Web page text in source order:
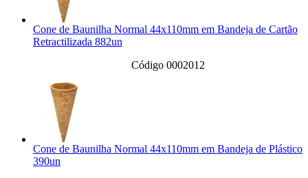
Cone de Baunilha Normal 44x110mm em Bandeja de Cartão
Retractilizada 882un
Código 0002012
Cone de Baunilha Normal 44x110mm em Bandeja de Plástico
390un